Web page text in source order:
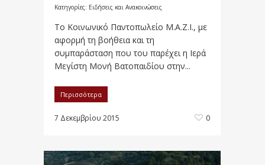
Κατηγορίες: Ειδήσεις και Ανακοινώσεις
Το Κοινωνικό Παντοπωλείο Μ.Α.Ζ.Ι., με
αφορμή τη βοήθεια και τη
συμπαράσταση που του παρέχει η Ιερά
Μεγίστη Μονή Βατοπαιδίου στην...
Περισσότερα
7 Δεκεμβρίου 2015 0